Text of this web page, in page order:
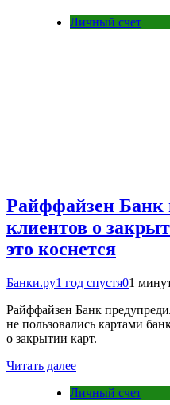
Личный счет
Райффайзен Банк
клиентов о
это коснется
Банки.ру1 год спустя01
Райффайзен Банк
не пользовались картами
о закрытии карт.
Читать далее
Личный счет